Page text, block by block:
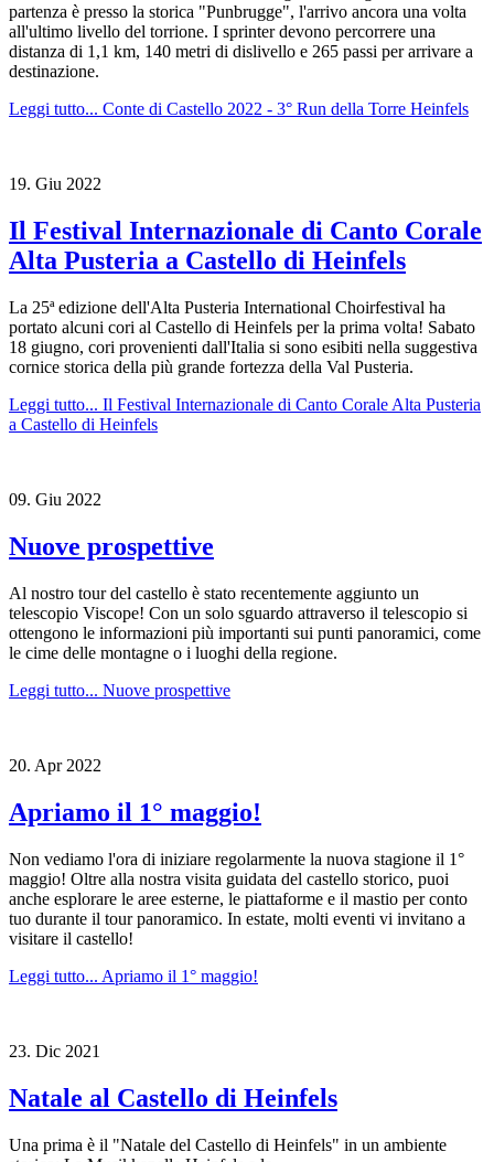
partenza è presso la storica "Punbrugge", l'arrivo ancora una volta
all'ultimo livello del torrione. I sprinter devono percorrere una
distanza di 1,1 km, 140 metri di dislivello e 265 passi per arrivare a
destinazione.
Leggi tutto... Conte di Castello 2022 - 3° Run della Torre Heinfels
19. Giu 2022
Il Festival Internazionale di Canto Corale
Alta Pusteria a Castello di Heinfels
La 25ª edizione dell'Alta Pusteria International Choirfestival ha
portato alcuni cori al Castello di Heinfels per la prima volta! Sabato
18 giugno, cori provenienti dall'Italia si sono esibiti nella suggestiva
cornice storica della più grande fortezza della Val Pusteria.
Leggi tutto... Il Festival Internazionale di Canto Corale Alta Pusteria
a Castello di Heinfels
09. Giu 2022
Nuove prospettive
Al nostro tour del castello è stato recentemente aggiunto un
telescopio Viscope! Con un solo sguardo attraverso il telescopio si
ottengono le informazioni più importanti sui punti panoramici, come
le cime delle montagne o i luoghi della regione.
Leggi tutto... Nuove prospettive
20. Apr 2022
Apriamo il 1° maggio!
Non vediamo l'ora di iniziare regolarmente la nuova stagione il 1°
maggio! Oltre alla nostra visita guidata del castello storico, puoi
anche esplorare le aree esterne, le piattaforme e il mastio per conto
tuo durante il tour panoramico. In estate, molti eventi vi invitano a
visitare il castello!
Leggi tutto... Apriamo il 1° maggio!
23. Dic 2021
Natale al Castello di Heinfels
Una prima è il "Natale del Castello di Heinfels" in un ambiente